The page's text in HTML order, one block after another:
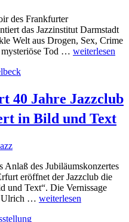
des Frankfurter
das Jazzinstitut Darmstadt
Welt aus Drogen, Sex, Crime
Tod … weiterlesen
40 Jahre Jazzclub
in Bild und Text
des Jubiläumskonzertes
eröffnet der Jazzclub die
und Text“. Die Vernissage
Ulrich … weiterlesen